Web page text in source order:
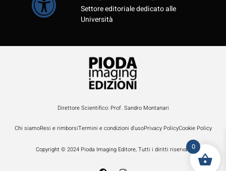
Settore editoriale dedicato alle
Università
Direttore Scientifico: Prof. Sandro Montanari
Chi siamoResi e rimborsiTermini e condizioni d'usoPrivacy PolicyCookie Policy
Copyright © 2024 Pioda Imaging Editore, Tutti i diritti riservati 0